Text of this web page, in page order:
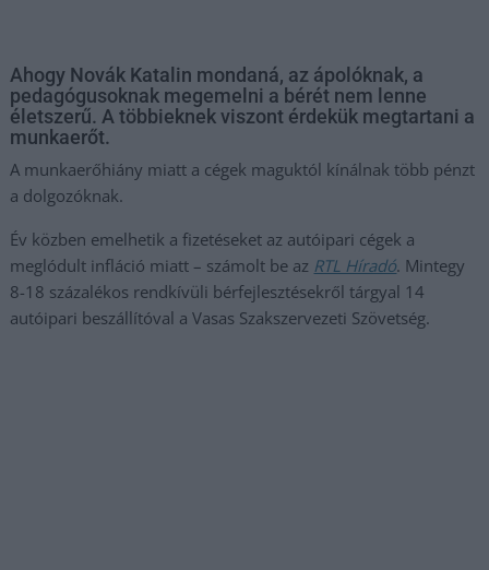
Ahogy Novák Katalin mondaná, az ápolóknak, a
pedagógusoknak megemelni a bérét nem lenne
életszerű. A többieknek viszont érdekük megtartani a
munkaerőt.
A munkaerőhiány miatt a cégek maguktól kínálnak több pénzt
a dolgozóknak.
Év közben emelhetik a fizetéseket az autóipari cégek a
meglódult infláció miatt – számolt be az RTL Híradó. Mintegy
8-18 százalékos rendkívüli bérfejlesztésekről tárgyal 14
autóipari beszállítóval a Vasas Szakszervezeti Szövetség.